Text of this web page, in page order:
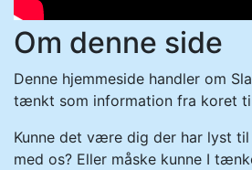
Om denne side
Denne hjemmeside handler om
tænkt som information fra koret
Kunne det være dig der har lyst til
med os? Eller måske kunne I